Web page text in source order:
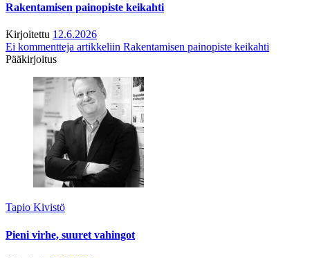
Rakentamisen painopiste keikahti
Kirjoitettu 12.6.2026
Ei kommentteja artikkeliin Rakentamisen painopiste keikahti
Pääkirjoitus
Tapio Kivistö
Pieni virhe, suuret vahingot